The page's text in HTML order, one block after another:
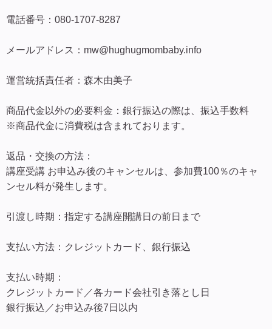
電話番号：080-1707-8287
メールアドレス：mw@hughugmombaby.info
運営統括責任者：森木由美子
商品代金以外の必要料金：銀行振込の際は、振込手数料
※商品代金に消費税は含まれております。
返品・交換の方法：
講座受講 お申込み後のキャンセルは、参加費100％のキャ
ンセル料が発生します。
引渡し時期：指定する講座開講日の前日まで
支払い方法：クレジットカード、銀行振込
支払い時期：
クレジットカード／各カード会社引き落とし日
銀行振込／お申込み後7日以内